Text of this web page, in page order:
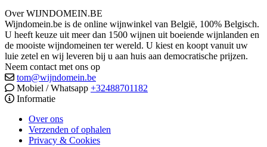
Over WIJNDOMEIN.BE
Wijndomein.be is de online wijnwinkel van België, 100% Belgisch.
U heeft keuze uit meer dan 1500 wijnen uit boeiende wijnlanden en
de mooiste wijndomeinen ter wereld. U kiest en koopt vanuit uw
luie zetel en wij leveren bij u aan huis aan democratische prijzen.
Neem contact met ons op
tom@wijndomein.be
Mobiel / Whatsapp +32488701182
Informatie
Over ons
Verzenden of ophalen
Privacy & Cookies